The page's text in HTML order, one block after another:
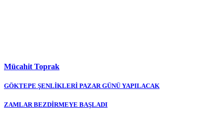
Mücahit Toprak
Yazı
gezinmesi
GÖKTEPE ŞENLİKLERİ PAZAR GÜNÜ YAPILACAK
ZAMLAR BEZDİRMEYE BAŞLADI